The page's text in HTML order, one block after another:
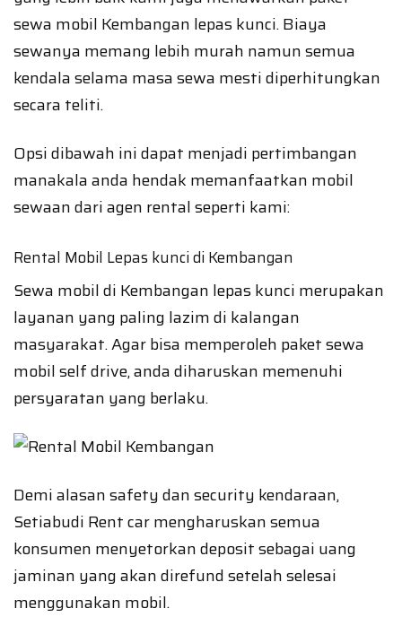
sewa mobil Kembangan lepas kunci. Biaya
sewanya memang lebih murah namun semua
kendala selama masa sewa mesti diperhitungkan
secara teliti.
Opsi dibawah ini dapat menjadi pertimbangan
manakala anda hendak memanfaatkan mobil
sewaan dari agen rental seperti kami:
Rental Mobil Lepas kunci di Kembangan
Sewa mobil di Kembangan lepas kunci merupakan
layanan yang paling lazim di kalangan
masyarakat. Agar bisa memperoleh paket sewa
mobil self drive, anda diharuskan memenuhi
persyaratan yang berlaku.
Demi alasan safety dan security kendaraan,
Setiabudi Rent car mengharuskan semua
konsumen menyetorkan deposit sebagai uang
jaminan yang akan direfund setelah selesai
menggunakan mobil.